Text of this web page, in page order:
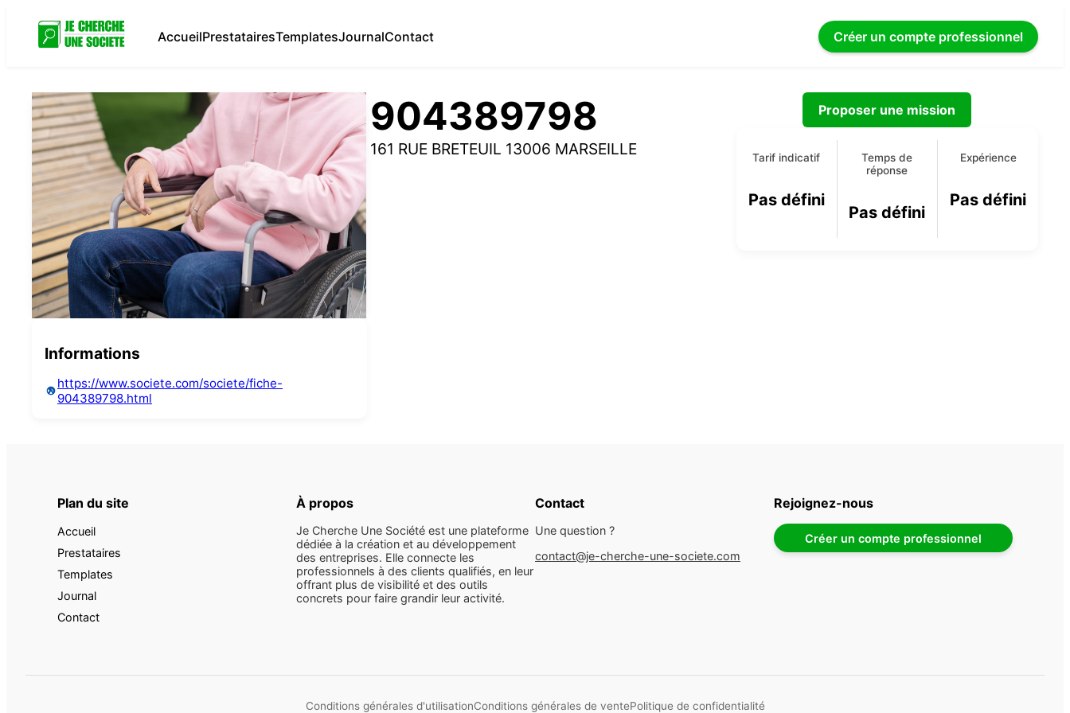
AccueilPrestatairesTemplatesJournalContact Créer un compte professionnel
904389798
161 RUE BRETEUIL 13006 MARSEILLE
Proposer une mission
Tarif indicatif
Pas défini
Temps de
réponse
Pas défini
Expérience
Pas défini
Informations
https://www.societe.com/societe/fiche-
904389798.html
Plan du site
Accueil
Prestataires
Templates
Journal
Contact
À propos
Je Cherche Une Société est une plateforme
dédiée à la création et au développement
des entreprises. Elle connecte les
professionnels à des clients qualifiés, en leur
offrant plus de visibilité et des outils
concrets pour faire grandir leur activité.
Contact
Une question ?
contact@je-cherche-une-societe.com
Rejoignez-nous
Créer un compte professionnel
Conditions générales d'utilisationConditions générales de ventePolitique de confidentialité